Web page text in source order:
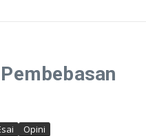
Opini